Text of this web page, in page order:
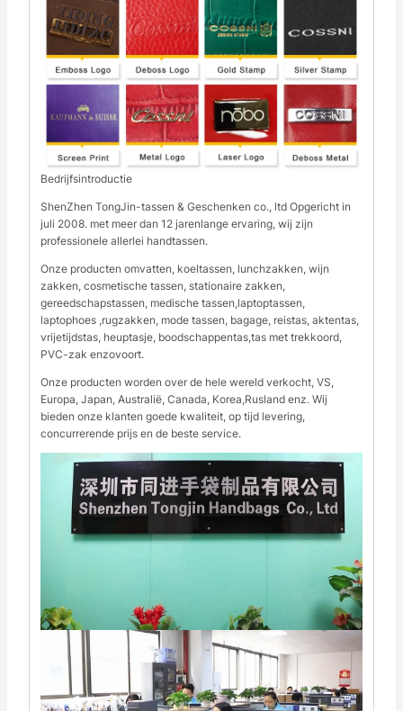
Bedrijfsintroductie
ShenZhen TongJin-tassen & Geschenken co., ltd Opgericht in
juli 2008. met meer dan 12 jarenlange ervaring, wij zijn
professionele allerlei handtassen.
Onze producten omvatten, koeltassen, lunchzakken, wijn
zakken, cosmetische tassen, stationaire zakken,
gereedschapstassen, medische tassen,laptoptassen,
laptophoes ,rugzakken, mode tassen, bagage, reistas, aktentas,
vrijetijdstas, heuptasje, boodschappentas,tas met trekkoord,
PVC-zak enzovoort.
Onze producten worden over de hele wereld verkocht, VS,
Europa, Japan, Australië, Canada, Korea,Rusland enz. Wij
bieden onze klanten goede kwaliteit, op tijd levering,
concurrerende prijs en de beste service.